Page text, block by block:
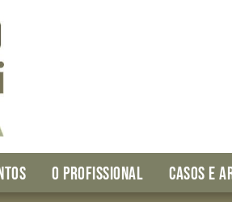
O PROFISSIONAL CASOS E